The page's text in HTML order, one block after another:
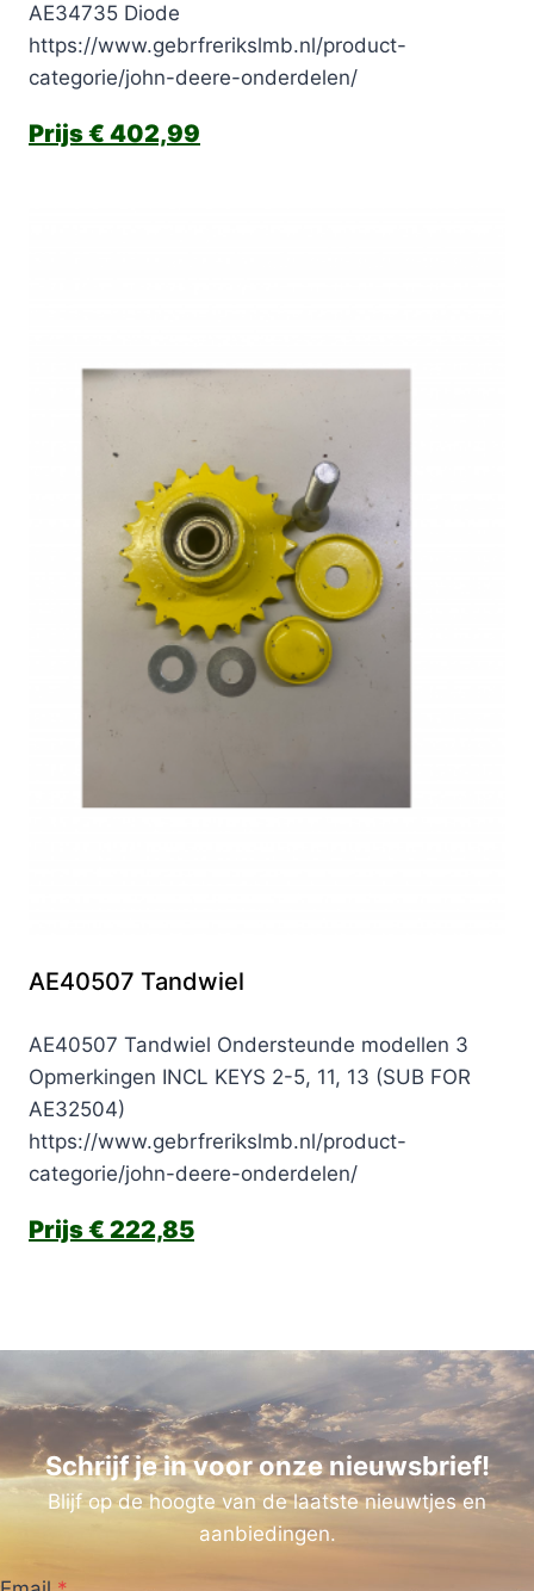
AE34735 Diode
https://www.gebrfrerikslmb.nl/product-
categorie/john-deere-onderdelen/
€ 402,99
AE40507 Tandwiel
AE40507 Tandwiel Ondersteunde modellen 3
Opmerkingen INCL KEYS 2-5, 11, 13 (SUB FOR
AE32504)
https://www.gebrfrerikslmb.nl/product-
categorie/john-deere-onderdelen/
€ 222,85
Schrijf je in voor onze nieuwsbrief!
Blijf op de hoogte van de laatste nieuwtjes en
aanbiedingen.